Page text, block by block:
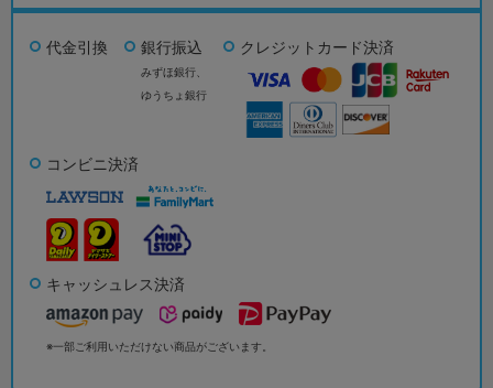
代金引換 銀行振込
みずほ銀行、
ゆうちょ銀行
クレジットカード決済
コンビニ決済
キャッシュレス決済
※一部ご利用いただけない商品がございます。